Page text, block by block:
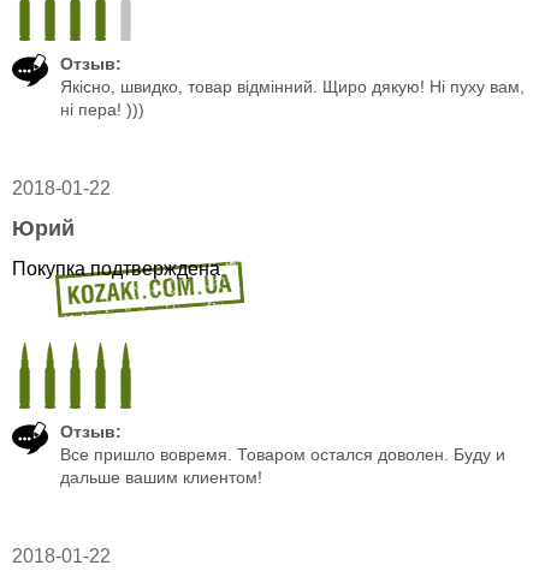
Отзыв:
Якісно, швидко, товар відмінний. Щиро дякую! Ні пуху вам,
ні пера! )))
2018-01-22
Юрий
Покупка подтверждена
Отзыв:
Все пришло вовремя. Товаром остался доволен. Буду и
дальше вашим клиентом!
2018-01-22